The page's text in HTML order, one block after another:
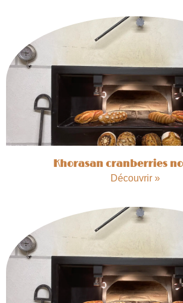
Khorasan cranberries
Découvrir »